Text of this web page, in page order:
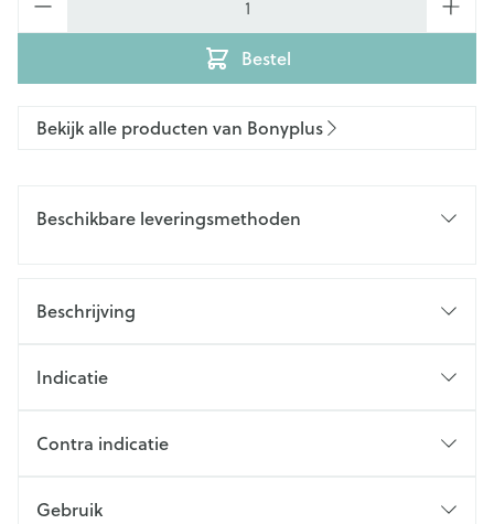
Bestel
Bekijk alle producten van Bonyplus
Beschikbare leveringsmethoden
Beschrijving
Indicatie
Contra indicatie
Gebruik